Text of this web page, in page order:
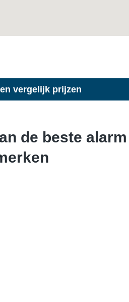
vergelijk prijzen
de beste alarm